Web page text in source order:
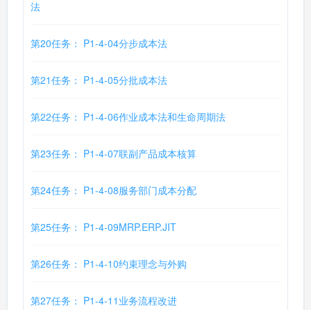
法
第20任务： P1-4-04分步成本法
第21任务： P1-4-05分批成本法
第22任务： P1-4-06作业成本法和生命周期法
第23任务： P1-4-07联副产品成本核算
第24任务： P1-4-08服务部门成本分配
第25任务： P1-4-09MRP.ERP.JIT
第26任务： P1-4-10约束理念与外购
第27任务： P1-4-11业务流程改进